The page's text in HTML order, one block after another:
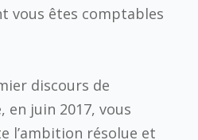
vous êtes comptables
discours de
en juin 2017, vous
l’ambition résolue et